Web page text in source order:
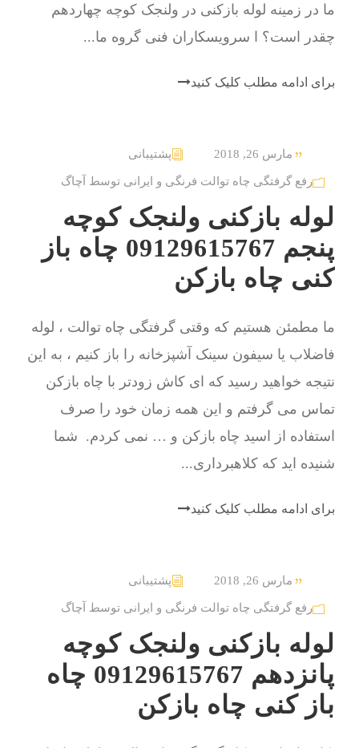
ما در زمینه لوله بازکنی در ولنجک کوچه چهاردهم
چقدر است؟ ا سرویسکاران فنی گروه ما...
برای ادامه مطلب کلیک کنید
مارس 26, 2018 پشتیبانی
رفع گرفتگی چاه توالت فرنگی و ایرانی توسط آچاگ
لوله بازکنی ولنجک کوچه
پنجم 09129615767 چاه باز
کنی چاه بازکن
ما مطمئن هستیم که وقتی گرفتگی چاه توالت ، لوله
فاضلاب یا سیفون سینک آشپزخانه را باز کنیم ، به این
نتیجه خواهید رسید که ای کاش زودتر با چاه بازکن
تماس می گرفتم و این همه زمان خود را صرف
استفاده از اسید چاه بازکن و … نمی کردم. شما
شنیده اید که کلاهبرداری...
برای ادامه مطلب کلیک کنید
مارس 26, 2018 پشتیبانی
رفع گرفتگی چاه توالت فرنگی و ایرانی توسط آچاگ
لوله بازکنی ولنجک کوچه
پانزدهم 09129615767 چاه
باز کنی چاه بازکن